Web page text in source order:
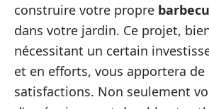
construire votre propre
dans votre jardin. Ce projet,
nécessitant un certain
et en efforts, vous apportera de
satisfactions. Non seulement